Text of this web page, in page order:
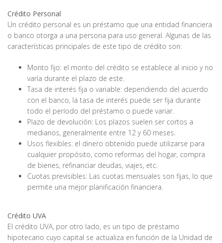
Crédito Personal
Un crédito personal es un préstamo que una entidad financiera
o banco otorga a una persona para uso general. Algunas de las
características principales de este tipo de crédito son:
Monto fijo: el monto del crédito se establece al inicio y no
varía durante el plazo de este.
Tasa de interés fija o variable: dependiendo del acuerdo
con el banco, la tasa de interés puede ser fija durante
todo el período del préstamo o puede variar.
Plazo de devolución: Los plazos suelen ser cortos a
medianos, generalmente entre 12 y 60 meses.
Usos flexibles: el dinero obtenido puede utilizarse para
cualquier propósito, como reformas del hogar, compra
de bienes, refinanciar deudas, viajes, etc.
Cuotas previsibles: Las cuotas mensuales son fijas, lo que
permite una mejor planificación financiera.
Crédito UVA
El crédito UVA, por otro lado, es un tipo de préstamo
hipotecario cuyo capital se actualiza en función de la Unidad de